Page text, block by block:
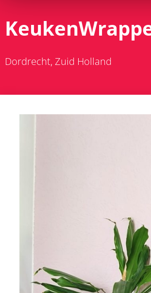
Dordrecht, Zuid Holland